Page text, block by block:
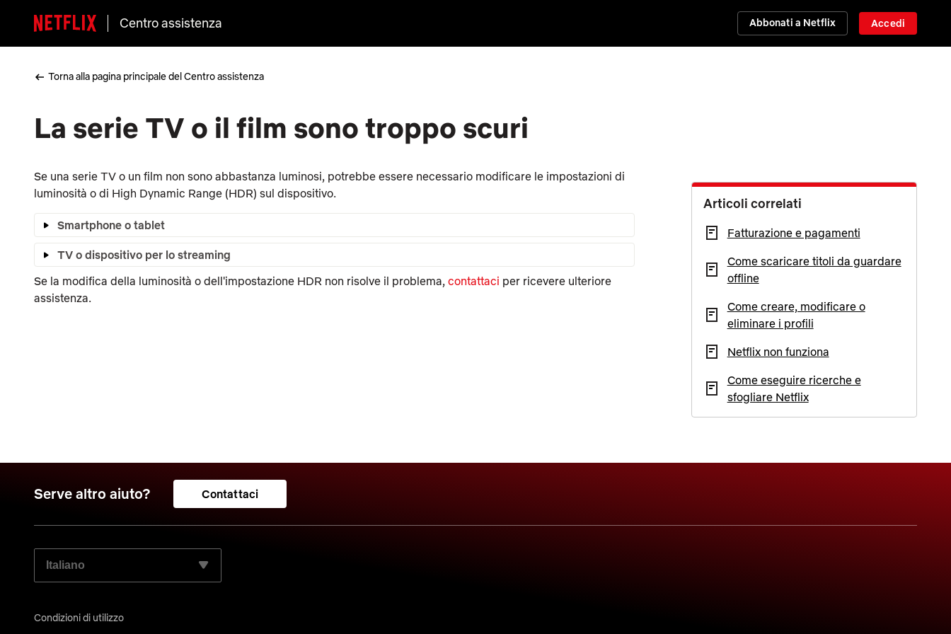
Centro assistenza Abbonati a Netflix Accedi
Torna alla pagina principale del Centro assistenza
La serie TV o il film sono troppo scuri
Se una serie TV o un film non sono abbastanza luminosi, potrebbe essere necessario modificare le impostazioni di
luminosità o di High Dynamic Range (HDR) sul dispositivo.
Smartphone o tablet
TV o dispositivo per lo streaming
Se la modifica della luminosità o dell'impostazione HDR non risolve il problema, contattaci per ricevere ulteriore
assistenza.
Articoli correlati
Fatturazione e pagamenti
Come scaricare titoli da guardare
offline
Come creare, modificare o
eliminare i profili
Netflix non funziona
Come eseguire ricerche e
sfogliare Netflix
Serve altro aiuto? Contattaci
SELEZIONA LA LINGUA PREFERITA:
Condizioni di utilizzo